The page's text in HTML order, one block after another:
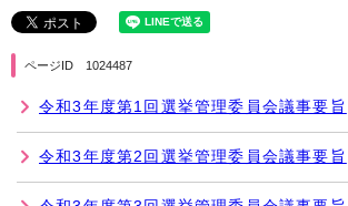
ページID 1024487
令和3年度第1回選挙管理委員会議事要旨
令和3年度第2回選挙管理委員会議事要旨